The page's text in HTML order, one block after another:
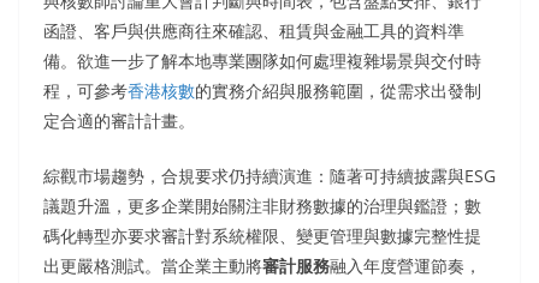
函證、客戶與供應商往來確認、租賃與金融工具的資料準
備。欲進一步了解本地專業團隊如何處理複雜場景與交付時
程，可參考香港核數的實務介紹與服務範圍，從需求出發制
定合適的審計計畫。
綜觀市場趨勢，合規要求仍持續演進：隨著可持續披露與ESG
議題升溫，更多企業開始關注非財務數據的治理與鑑證；數
碼化轉型亦要求審計對系統權限、變更管理與數據完整性提
出更嚴格測試。當企業主動將審計服務融入年度營運節奏，